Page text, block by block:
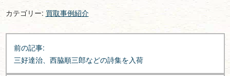
カテゴリー: 買取事例紹介
投
稿
ナ
前の記事:
三好達治、西脇順三郎などの詩集を入荷